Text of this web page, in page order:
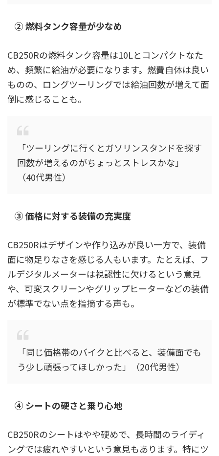
② 燃料タンク容量が少なめ
CB250Rの燃料タンク容量は10Lとコンパクトなた
め、頻繁に給油が必要になります。燃費自体は良い
ものの、ロングツーリングでは給油回数が増えて面
倒に感じることも。
「ツーリングに行くとガソリンスタンドを探す
回数が増えるのがちょっとストレスかな」
（40代男性）
③ 価格に対する装備の充実度
CB250Rはデザインや作り込みが良い一方で、装備
面に物足りなさを感じる人もいます。たとえば、フ
ルデジタルメーターは視認性に欠けるという意見
や、可変スクリーンやグリップヒーターなどの装備
が標準でない点を指摘する声も。
「同じ価格帯のバイクと比べると、装備面でも
う少し頑張ってほしかった」（20代男性）
④ シートの硬さと乗り心地
CB250Rのシートはやや硬めで、長時間のライディ
ングでは疲れやすいという意見もあります。特にツ